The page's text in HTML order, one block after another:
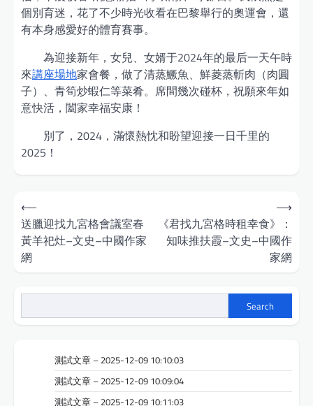
個別育迷，花了不少時光收看在巴黎舉行的奧運會，還
有本身感愛好的體育賽事。
為迎接新年，女兒、女婿于2024年的最后一天午時
來講座場地家會餐，做了清蒸鱖魚、鮮菱蒸斬肉（肉圓
子）、青筍炒蝦仁等菜肴。席間幾次碰杯，祝願來年如
意快活，闔家幸福安康！
別了，2024，滿懷熱忱和盼望迎接一日千里的
2025！
Post
navigation
⟵
送臘迎找九宮格會議室春
黃羊祀灶–文史–中國作家
網
《君找九宮格時租幸食》：
知味推扶霞–文史–中國作
家網
⟶
Search
測試文章 – 2025-12-09 10:10:03
測試文章 – 2025-12-09 10:09:04
測試文章 – 2025-12-09 10:11:03